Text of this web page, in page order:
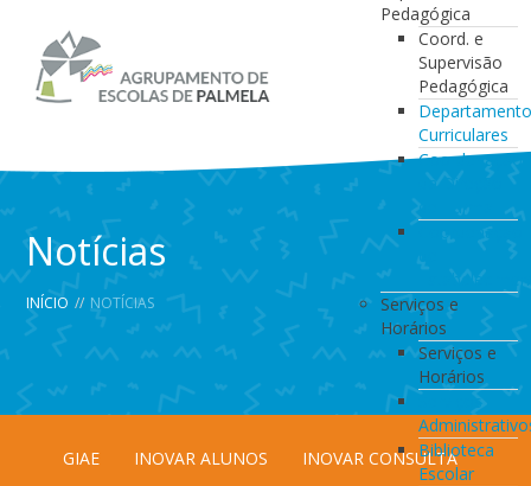
Pedagógica
Coord. e
Supervisão
Pedagógica
Curriculares
Coordenação
da Direção
de Turma
Coordenação
de
Serviços e
Horários
Serviços e
Horários
Serviços
Biblioteca
Escolar
Notícias
INÍCIO // NOTÍCIAS
GIAE INOVAR ALUNOS
INOVAR CONSULTA